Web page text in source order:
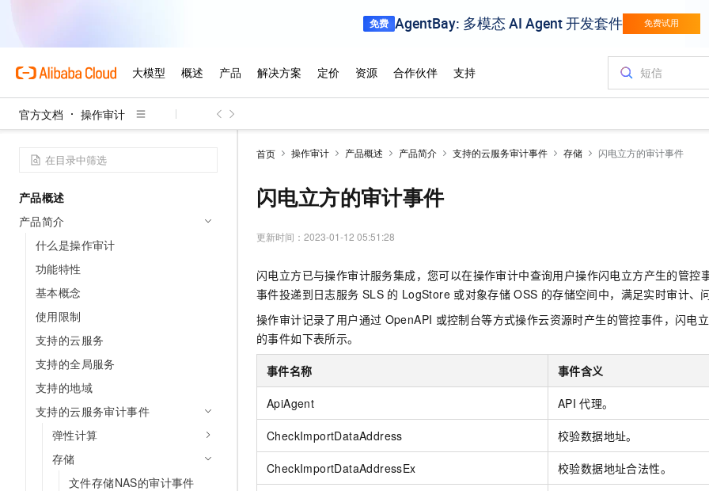
官方文档 操作审计
产品概述
产品简介
什么是操作审计
功能特性
基本概念
使用限制
支持的云服务
支持的全局服务
支持的地域
支持的云服务审计事件
弹性计算
存储
文件存储NAS的审计事件
首页 操作审计 产品概述 产品简介 支持的云服务审计事件 存储 闪电立方的审计事件
闪电立方的审计事件
更新时间： 2023-01-12 05:51:28
闪电立方已与操作审计服务集成，您可以在操作审计中查询用户操作闪电立方产生的管控
事件投递到日志服务 SLS 的 LogStore 或对象存储 OSS 的存储空间中，满足实时审计、
操作审计记录了用户通过 OpenAPI 或控制台等方式操作云资源时产生的管控事件，闪电
的事件如下表所示。
事件名称 事件含义
ApiAgent API 代理。
CheckImportDataAddress 校验数据地址。
CheckImportDataAddressEx 校验数据地址合法性。